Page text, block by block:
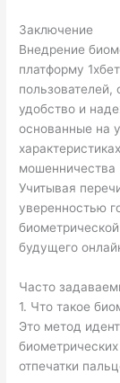
Заключение
Внедрение
платформу
пользователей,
удобство и
основанные на
мошенничества
Учитывая
уверенностью
будущего
Часто
1. Что такое
Это метод
отпечатки